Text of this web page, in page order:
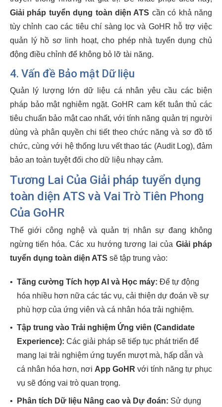
Giải pháp tuyển dụng toàn diện ATS cần có khả năng
tùy chỉnh cao các tiêu chí sàng lọc và GoHR hỗ trợ việc
quản lý hồ sơ linh hoạt, cho phép nhà tuyển dụng chủ
động điều chỉnh để không bỏ lỡ tài năng.
4. Vấn đề Bảo mật Dữ liệu
Quản lý lượng lớn dữ liệu cá nhân yêu cầu các biện
pháp bảo mật nghiêm ngặt. GoHR cam kết tuân thủ các
tiêu chuẩn bảo mật cao nhất, với tính năng quản trị người
dùng và phân quyền chi tiết theo chức năng và sơ đồ tổ
chức, cùng với hệ thống lưu vết thao tác (Audit Log), đảm
bảo an toàn tuyệt đối cho dữ liệu nhạy cảm.
Tương Lai Của Giải pháp tuyển dụng
toàn diện ATS và Vai Trò Tiên Phong
Của GoHR
Thế giới công nghệ và quản trị nhân sự đang không
ngừng tiến hóa. Các xu hướng tương lai của Giải pháp
tuyển dụng toàn diện ATS sẽ tập trung vào:
• Tăng cường Tích hợp AI và Học máy: Để tự động
hóa nhiều hơn nữa các tác vụ, cải thiện dự đoán về sự
phù hợp của ứng viên và cá nhân hóa trải nghiệm.
• Tập trung vào Trải nghiệm Ứng viên (Candidate
Experience): Các giải pháp sẽ tiếp tục phát triển để
mang lại trải nghiệm ứng tuyển mượt mà, hấp dẫn và
cá nhân hóa hơn, nơi App GoHR với tính năng tự phục
vụ sẽ đóng vai trò quan trọng.
• Phân tích Dữ liệu Nâng cao và Dự đoán: Sử dụng